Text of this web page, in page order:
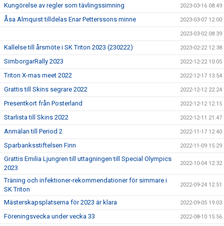
Kungörelse av regler som tävlingssimning 2023-03-16 08:49
Åsa Almquist tilldelas Enar Petterssons minne 2023-03-07 12:00
2023-03-02 08:39
Kallelse till årsmöte i SK Triton 2023 (230222) 2023-02-22 12:38
SimborgarRally 2023 2022-12-22 10:05
Triton X-mas meet 2022 2022-12-17 13:54
Grattis till Skins segrare 2022 2022-12-12 22:24
Presentkort från Posterland 2022-12-12 12:15
Starlista till Skins 2022 2022-12-11 21:47
Anmälan till Period 2 2022-11-17 12:40
Sparbanksstiftelsen Finn 2022-11-09 15:29
Grattis Emilia Ljungren till uttagningen till Special Olympics
2023
2022-10-04 12:32
Träning och infektioner-rekommendationer för simmare i
SK Triton
2022-09-24 12:51
Mästerskapsplatserna för 2023 är klara 2022-09-05 19:03
Föreningsvecka under vecka 33 2022-08-10 15:56